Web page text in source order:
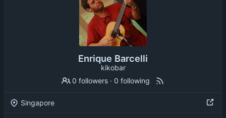
Enrique Barcelli
kikobar
0 followers ·0 following
Singapore